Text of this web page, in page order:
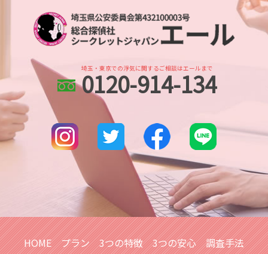
不倫調査 探偵 空振り
浮気調査 探偵 費用相場
不倫調査 探偵 費用相場
結婚 身辺調査された
ストーカー被害 対策
dv被害 対策 探偵
身辺調査 結婚 どこまで
身辺調査 訴える
出会い工作
人探し 探偵
探偵 生き別れ 人探し
人探し 安否確認
人探し 探偵 おすすめ
各種工作
人探し
人探し イラスト
人探し 会いたい
人探し 自力
浦和 人探し
川越 人探し
土呂 浮気不倫調査
北与野 人探し
大宮公園 浮気不倫調査
埼玉県 企業調査
埼玉県 信用調査
埼玉県 各種調査
埼玉県 所在調査
川越市 身辺調査
川口市 line 調査
さいたま市 浮気不倫調査
越谷市 身辺調査
所沢市 人探し
埼玉・東京での浮気に関するご相談はエールまで
0120-914-134
HOME プラン 3つの特徴 3つの安心 調査手法